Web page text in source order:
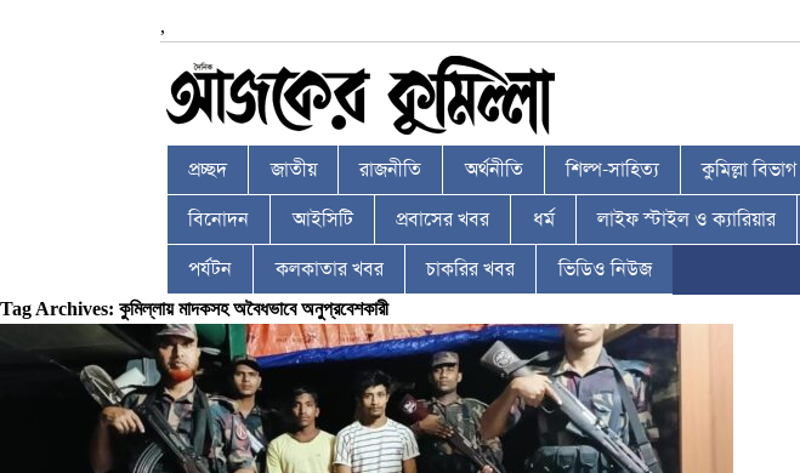
,
প্রচ্ছদ জাতীয় রাজনীতি অর্থনীতি শিল্প-সাহিত্য কুমিল্লা বিভাগ
বিনোদন আইসিটি প্রবাসের খবর ধর্ম লাইফ স্টাইল ও ক্যারিয়ার
পর্যটন কলকাতার খবর চাকরির খবর ভিডিও নিউজ
Tag Archives: কুমিল্লায় মাদকসহ অবৈধভাবে অনুপ্রবেশকারী